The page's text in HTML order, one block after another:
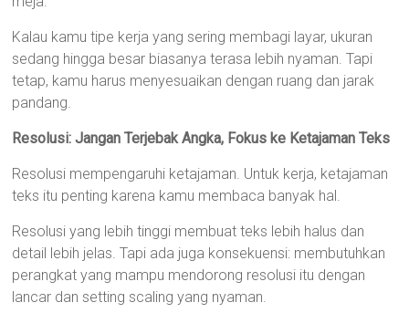
Kalau kamu tipe kerja yang sering membagi layar, ukuran
sedang hingga besar biasanya terasa lebih nyaman. Tapi
tetap, kamu harus menyesuaikan dengan ruang dan jarak
pandang.
Resolusi: Jangan Terjebak Angka, Fokus ke Ketajaman Teks
Resolusi mempengaruhi ketajaman. Untuk kerja, ketajaman
teks itu penting karena kamu membaca banyak hal.
Resolusi yang lebih tinggi membuat teks lebih halus dan
detail lebih jelas. Tapi ada juga konsekuensi: membutuhkan
perangkat yang mampu mendorong resolusi itu dengan
lancar dan setting scaling yang nyaman.